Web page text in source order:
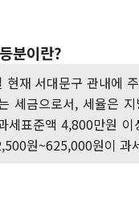
분이란?
현재 서대문구 관내에
세금으로서, 세율은
세표준액 4,800만원
원~625,000원이 과